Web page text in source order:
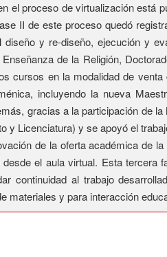
el proceso de virtualización
II de este proceso quedó
y re-diseño, ejecución y
de la Religión,
cursos en la modalidad de
incluyendo la nueva
gracias a la participación de
y Licenciatura) y se apoyó el
de la oferta académica de
el aula virtual. Esta
continuidad al trabajo
materiales y para interacción